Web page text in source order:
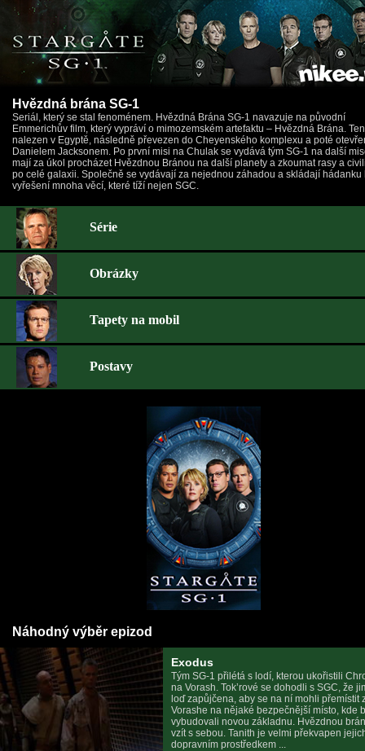
Hvězdná brána SG-1
Seriál, který se stal fenoménem. Hvězdná Brána SG-1 navazuje na původní
Emmerichův film, který vypráví o mimozemském artefaktu – Hvězdná Brána.
nalezen v Egyptě, následně převezen do Cheyenského komplexu a poté
Danielem Jacksonem. Po první misi na Chulak se vydává tým SG-1 na další
mají za úkol procházet Hvězdnou Bránou na další planety a zkoumat rasy a
po celé galaxii. Společně se vydávají za nejednou záhadou a skládají hádanku
vyřešení mnoha věcí, které tíží nejen SGC.
Série
Obrázky
Tapety na mobil
Postavy
Náhodný výběr epizod
Exodus
Tým SG-1 přilétá s lodí, kterou ukořistili
na Vorash. Tok’rové se dohodli s SGC, že
loď zapůjčena, aby se na ní mohli přemístit
Vorashe na nějaké bezpečnější místo, kde
vybudovali novou základnu. Hvězdnou
vzít s sebou. Tanith je velmi překvapen
dopravním prostředkem ...